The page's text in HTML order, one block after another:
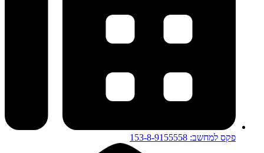
פקס למחשב: 153-8-9155558